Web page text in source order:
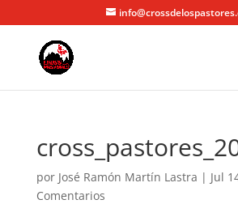
por José Ramón Martín Lastra | Jul
Comentarios